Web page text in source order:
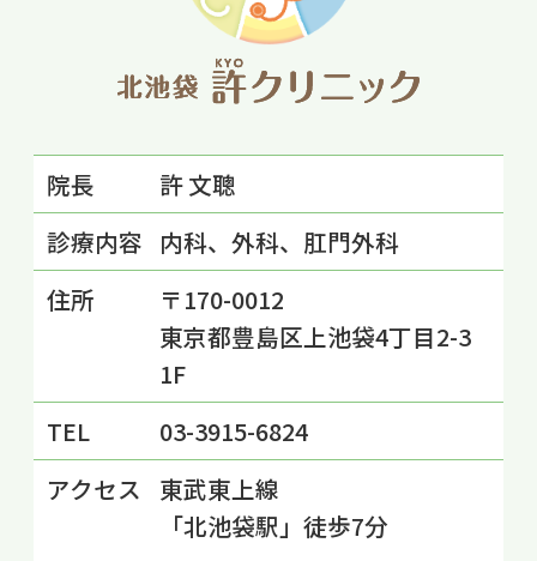
院長
許 文聰
診療内容 内科、外科、肛門外科
住所
〒170-0012
東京都豊島区上池袋4丁目2-3
1F
TEL
03-3915-6824
アクセス
東武東上線
「北池袋駅」徒歩7分